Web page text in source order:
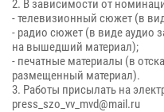
2. В зависимости от
- телевизионный сюжет (в
- радио сюжет (в виде аудио
на вышедший материал);
- печатные материалы (в
размещенный материал).
3. Работы присылать на
press szo vv mvd@mail.ru